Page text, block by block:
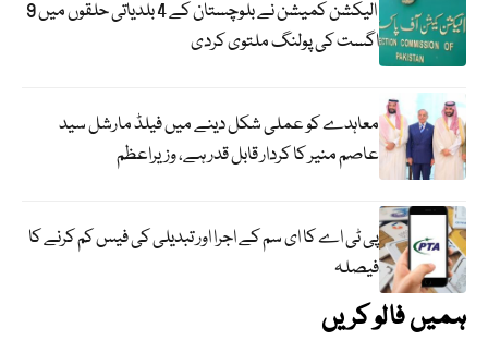
الیکشن کمیشن نے بلوچستان کے 4 بلدیاتی حلقوں میں 9
اگست کی پولنگ ملتوی کردی
معاہدے کو عملی شکل دینے میں فیلڈ مارشل سید
عاصم منیر کا کردار قابل قدر ہے، وزیراعظم
پی ٹی اے کا ای سم کے اجرا اور تبدیلی کی فیس کم کرنے کا
فیصلہ
ہمیں فالو کریں